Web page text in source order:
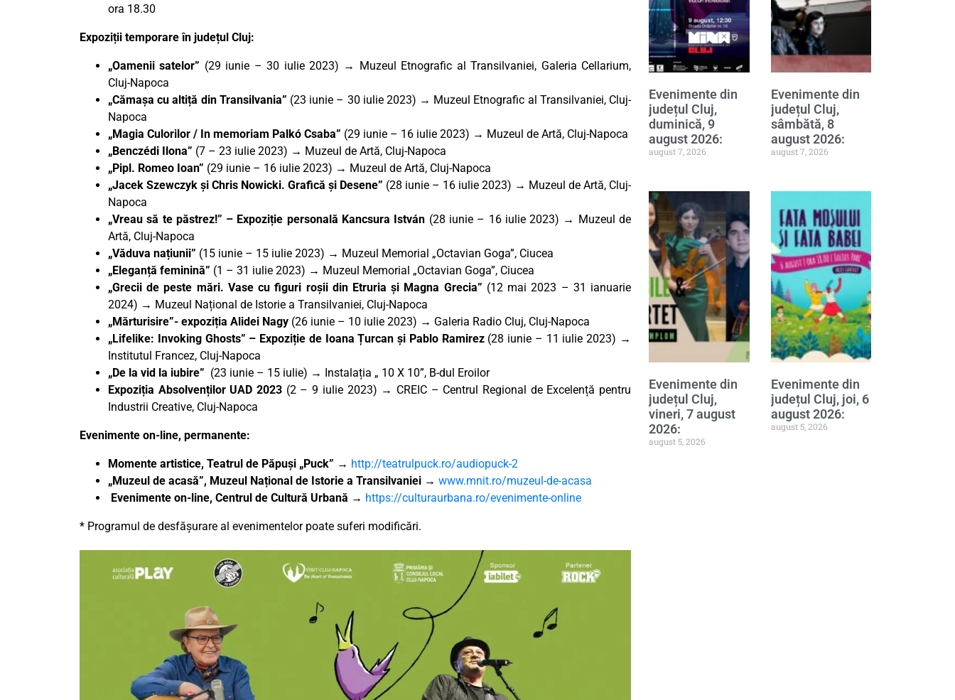
ora 18.30
Expoziții temporare în județul Cluj:
„Oamenii satelor” (29 iunie – 30 iulie 2023) →
Muzeul Etnografic al Transilvaniei, Galeria Cellarium,
Cluj-Napoca
„Cămașa cu altiță din Transilvania” (23 iunie – 30 iulie 2023) → Muzeul Etnografic al Transilvaniei, Cluj-
Napoca
„Magia Culorilor / In memoriam Palkó Csaba” (29 iunie – 16 iulie 2023) → Muzeul de Artă, Cluj-Napoca
„Benczédi Ilona” (7 – 23 iulie 2023) → Muzeul de Artă, Cluj-Napoca
„Pipl. Romeo Ioan” (29 iunie – 16 iulie 2023) → Muzeul de Artă, Cluj-Napoca
„Jacek Szewczyk și Chris Nowicki. Grafică și Desene” (28 iunie – 16 iulie 2023) → Muzeul de Artă, Cluj-
Napoca
„Vreau să te păstrez!” – Expoziție personală Kancsura István (28 iunie – 16 iulie 2023) → Muzeul de
Artă, Cluj-Napoca
„Văduva națiunii” (15 iunie – 15 iulie 2023) → Muzeul Memorial „Octavian Goga”, Ciucea
„Eleganță feminină” (1 – 31 iulie 2023) → Muzeul Memorial „Octavian Goga”, Ciucea
„Grecii de peste mări. Vase cu figuri roșii din Etruria și Magna Grecia” (12 mai 2023 – 31 ianuarie
2024) → Muzeul Național de Istorie a Transilvaniei, Cluj-Napoca
„Mărturisire”- expoziția Alidei Nagy (26 iunie – 10 iulie 2023) → Galeria Radio Cluj, Cluj-Napoca
„Lifelike: Invoking Ghosts” – Expoziție de Ioana Țurcan și Pablo Ramirez (28 iunie – 11 iulie 2023) →
Institutul Francez, Cluj-Napoca
„De la vid la iubire” (23 iunie – 15 iulie) → Instalația „ 10 X 10”, B-dul Eroilor
Expoziția Absolvenților UAD 2023 (2 – 9 iulie 2023) → CREIC – Centrul Regional de Excelență pentru
Industrii Creative, Cluj-Napoca
Evenimente on-line, permanente:
Momente artistice, Teatrul de Păpuși „Puck” → http://teatrulpuck.ro/audiopuck-2
„Muzeul de acasă”, Muzeul Național de Istorie a Transilvaniei → www.mnit.ro/muzeul-de-acasa
Evenimente on-line, Centrul de Cultură Urbană → https://culturaurbana.ro/evenimente-online
* Programul de desfășurare al evenimentelor poate suferi modificări.
Evenimente din
județul Cluj,
duminică, 9
august 2026:
august 7, 2026
Evenimente din
județul Cluj,
sâmbătă, 8
august 2026:
august 7, 2026
Evenimente din
județul Cluj,
vineri, 7 august
2026:
august 5, 2026
Evenimente din
județul Cluj, joi, 6
august 2026:
august 5, 2026